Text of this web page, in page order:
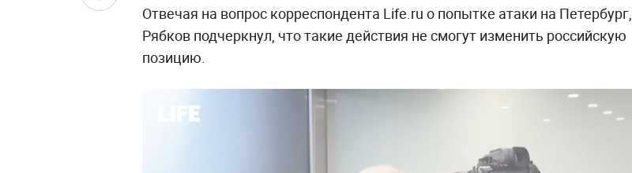
Отвечая на вопрос корреспондента Life.ru о попытке атаки на Петербург,
Рябков подчеркнул, что такие действия не смогут изменить российскую
позицию.